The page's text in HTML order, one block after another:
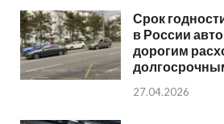
Срок
в России
дорогим
27.04.2026